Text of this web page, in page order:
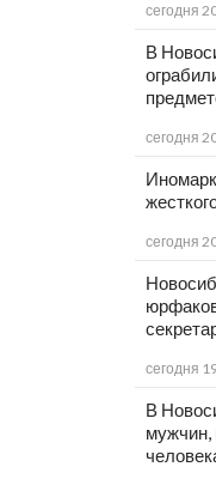
сегодня
В
сегодня
сегодня
сегодня
В
мужчин,